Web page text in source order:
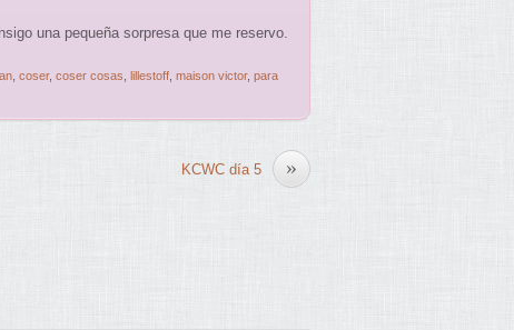
una pequeña sorpresa que me reservo.
, coser, coser cosas, lillestoff, maison victor, para
»
KCWC día 5